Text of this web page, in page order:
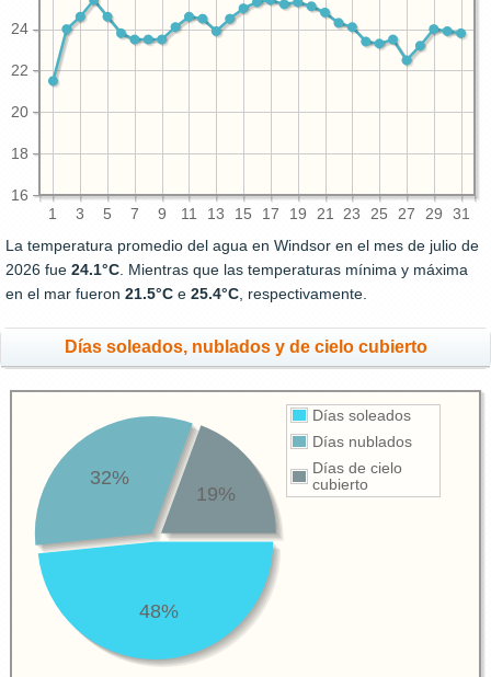
1 3 5 7 9 11 13 15 17 19 21 23 25 27 29 31
16
18
20
22
24
La temperatura promedio del agua en Windsor en el mes de julio de
2026 fue 24.1°C . Mientras que las temperaturas mínima y máxima
en el mar fueron 21.5°C e 25.4°C , respectivamente.
Días soleados, nublados y de cielo cubierto
Días soleados
Días nublados
Días de cielo
cubierto
48%
32%
19%